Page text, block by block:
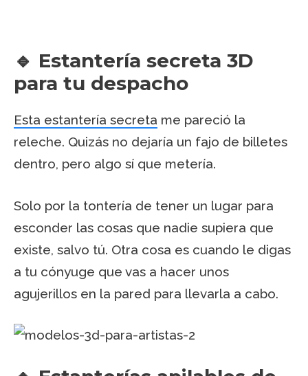
🔹 Estantería secreta 3D
para tu despacho
Esta estantería secreta me pareció la
releche. Quizás no dejaría un fajo de billetes
dentro, pero algo sí que metería.
Solo por la tontería de tener un lugar para
esconder las cosas que nadie supiera que
existe, salvo tú. Otra cosa es cuando le digas
a tu cónyuge que vas a hacer unos
agujerillos en la pared para llevarla a cabo.